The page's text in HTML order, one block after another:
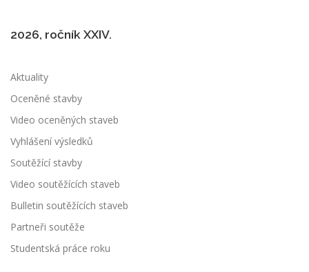
2026, ročník XXIV.
Aktuality
Oceněné stavby
Video oceněných staveb
Vyhlášení výsledků
Soutěžící stavby
Video soutěžících staveb
Bulletin soutěžících staveb
Partneři soutěže
Studentská práce roku